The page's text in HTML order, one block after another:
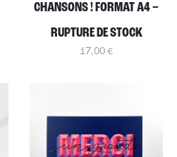
CHANSONS ! FORMAT A4 –
RUPTURE DE STOCK
17,00 €